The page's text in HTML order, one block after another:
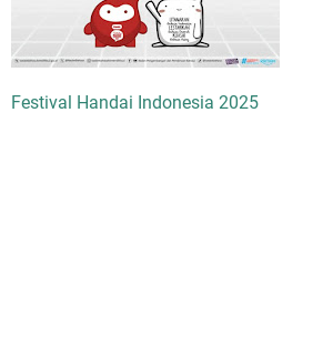
Festival Handai Indonesia 2025